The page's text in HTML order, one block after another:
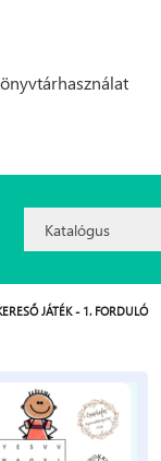
Option:
JÁTÉK - 1. FORDULÓ